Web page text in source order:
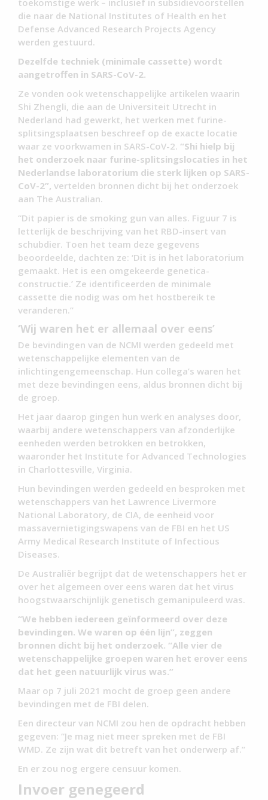
die naar de National Institutes of Health en het
Defense Advanced Research Projects Agency
werden gestuurd.
Dezelfde techniek (minimale cassette) wordt
aangetroffen in SARS-CoV-2.
Ze vonden ook wetenschappelijke artikelen waarin
Shi Zhengli, die aan de Universiteit Utrecht in
Nederland had gewerkt, het werken met furine-
splitsingsplaatsen beschreef op de exacte locatie
waar ze voorkwamen in SARS-CoV-2. “Shi hielp bij
het onderzoek naar furine-splitsingslocaties in het
Nederlandse laboratorium die sterk lijken op SARS-
CoV-2”, vertelden bronnen dicht bij het onderzoek
aan The Australian.
“Dit papier is de smoking gun van alles. Figuur 7 is
letterlijk de beschrijving van het RBD-insert van
schubdier. Toen het team deze gegevens
beoordeelde, dachten ze: ‘Dit is in het laboratorium
gemaakt. Het is een omgekeerde genetica-
constructie.’ Ze identificeerden de minimale
cassette die nodig was om het hostbereik te
veranderen.”
‘Wij waren het er allemaal over eens’
De bevindingen van de NCMI werden gedeeld met
wetenschappelijke elementen van de
inlichtingengemeenschap. Hun collega’s waren het
met deze bevindingen eens, aldus bronnen dicht bij
de groep.
Het jaar daarop gingen hun werk en analyses door,
waarbij andere wetenschappers van afzonderlijke
eenheden werden betrokken en betrokken,
waaronder het Institute for Advanced Technologies
in Charlottesville, Virginia.
Hun bevindingen werden gedeeld en besproken met
wetenschappers van het Lawrence Livermore
National Laboratory, de CIA, de eenheid voor
massavernietigingswapens van de FBI en het US
Army Medical Research Institute of Infectious
Diseases.
De Australiër begrijpt dat de wetenschappers het er
over het algemeen over eens waren dat het virus
hoogstwaarschijnlijk genetisch gemanipuleerd was.
“We hebben iedereen geïnformeerd over deze
bevindingen. We waren op één lijn”, zeggen
bronnen dicht bij het onderzoek. “Alle vier de
wetenschappelijke groepen waren het erover eens
dat het geen natuurlijk virus was.”
Maar op 7 juli 2021 mocht de groep geen andere
bevindingen met de FBI delen.
Een directeur van NCMI zou hen de opdracht hebben
gegeven: “Je mag niet meer spreken met de FBI
WMD. Ze zijn wat dit betreft van het onderwerp af.”
En er zou nog ergere censuur komen.
Invoer genegeerd